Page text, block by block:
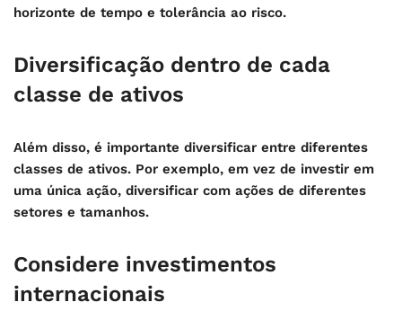
horizonte de tempo e tolerância ao risco.
Diversificação dentro de cada
classe de ativos
Além disso, é importante diversificar entre diferentes
classes de ativos. Por exemplo, em vez de investir em
uma única ação, diversificar com ações de diferentes
setores e tamanhos.
Considere investimentos
internacionais